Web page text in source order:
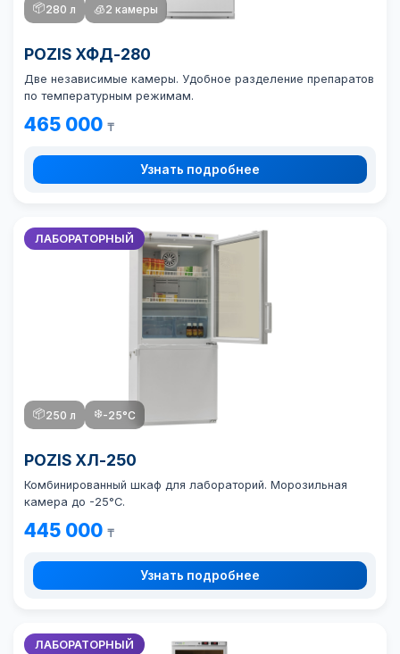
📦280 л 🧊2 камеры
POZIS ХФД-280
Две независимые камеры. Удобное разделение препаратов
по температурным режимам.
465 000 ₸
Узнать подробнее
ЛАБОРАТОРНЫЙ
📦250 л ❄️-25°C
POZIS ХЛ-250
Комбинированный шкаф для лабораторий. Морозильная
камера до -25°C.
445 000 ₸
Узнать подробнее
ЛАБОРАТОРНЫЙ